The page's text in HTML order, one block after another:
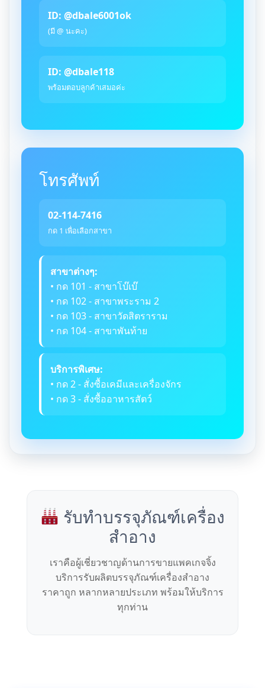
ID: @dbale6001ok
(มี @ นะคะ)
ID: @dbale118
พร้อมตอบลูกค้าเสมอค่ะ
โทรศัพท์
02-114-7416
กด 1 เพื่อเลือกสาขา
สาขาต่างๆ:
• กด 101 - สาขาโบ๊เบ๊
• กด 102 - สาขาพระราม 2
• กด 103 - สาขาวัดสิตราราม
• กด 104 - สาขาพันท้าย
บริการพิเศษ:
• กด 2 - สั่งซื้อเคมีและเครื่องจักร
• กด 3 - สั่งซื้ออาหารสัตว์
รับทำบรรจุภัณฑ์เครื่อง
สำอาง
เราคือผู้เชี่ยวชาญด้านการขายแพคเกจจิ้ง
บริการรับผลิตบรรจุภัณฑ์เครื่องสำอาง
ราคาถูก หลากหลายประเภท พร้อมให้บริการ
ทุกท่าน